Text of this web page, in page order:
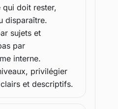
qui doit rester,
disparaître.
sujets et
par
interne.
privilégier
et descriptifs.